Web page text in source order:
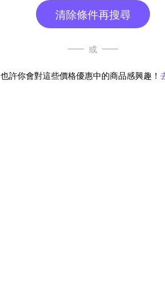
清除條件再搜尋
或
也許你會對這些價格優惠中的商品感興趣！